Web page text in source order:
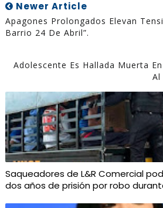
Newer Article
Apagones Prolongados Elevan
Barrio 24 De Abril”.
Adolescente Es Hallada Muerta
Al
Saqueadores de L&R Comercial
dos años de prisión por robo